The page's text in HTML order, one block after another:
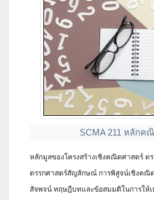
SCMA 211 หลักค
หลักมูลของโครงสร้างเชิงคณิตศาสตร์ ต
ตรรกศาสตร์สัญลักษณ์ การพิสูจน์เชิงคณิ
สัจพจน์ ทฤษฎีบทและข้อสมมติในการให้